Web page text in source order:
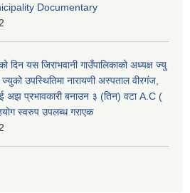
Documentary
यस जिराभवानी गाउँपालिकाको अध्यक्ष ज्यु
उपस्थितिमा नारायणी अस्पताल वीरगंज,
अझ प्रभावकारी बनाउन ३ (तिन) वटा A.C (
स्वरुप उपलब्ध गराएक